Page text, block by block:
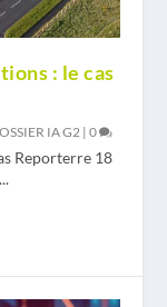
: le cas
IA G2 |0
Reporterre 18